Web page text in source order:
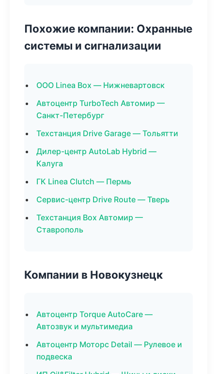
Похожие компании: Охранные
системы и сигнализации
ООО Linea Box — Нижневартовск
Автоцентр TurboTech Автомир —
Санкт-Петербург
Техстанция Drive Garage — Тольятти
Дилер-центр AutoLab Hybrid —
Калуга
ГК Linea Clutch — Пермь
Сервис-центр Drive Route — Тверь
Техстанция Box Автомир —
Ставрополь
Компании в Новокузнецк
Автоцентр Torque AutoCare —
Автозвук и мультимедиа
Автоцентр Моторс Detail — Рулевое и
подвеска